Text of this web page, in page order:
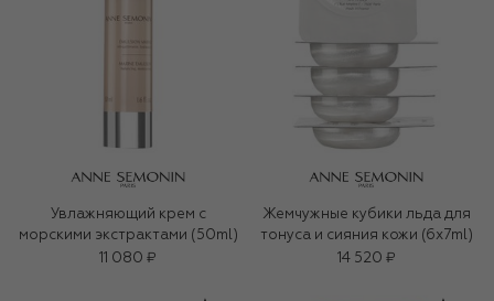
Увлажняющий крем с
морскими экстрактами (50ml)
11 080 ₽
Жемчужные кубики льда для
тонуса и сияния кожи (6x7ml)
14 520 ₽